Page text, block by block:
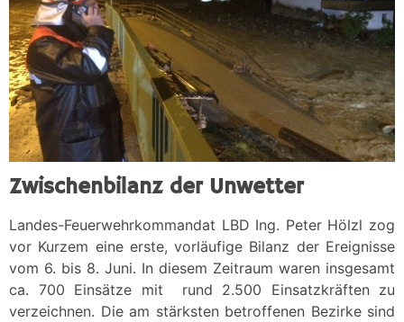
Zwischenbilanz der Unwetter
Landes-Feuerwehrkommandat LBD Ing. Peter Hölzl zog
vor Kurzem eine erste, vorläufige Bilanz der Ereignisse
vom 6. bis 8. Juni. In diesem Zeitraum waren insgesamt
ca. 700 Einsätze mit rund 2.500 Einsatzkräften zu
verzeichnen. Die am stärksten betroffenen Bezirke sind